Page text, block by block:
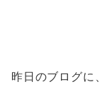
昨日のブログに、